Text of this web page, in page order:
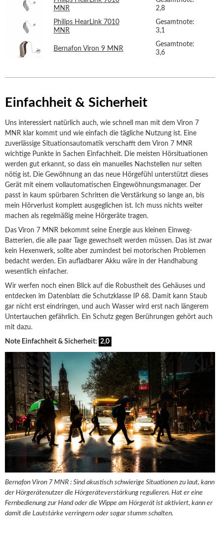
MNR
2,8
Philips HearLink 7010
MNR
Gesamtnote:
3,1
Bernafon Viron 9 MNR
Gesamtnote:
3,6
Einfachheit & Sicherheit
Uns interessiert natürlich auch, wie schnell man mit dem Viron 7
MNR klar kommt und wie einfach die tägliche Nutzung ist. Eine
zuverlässige Situationsautomatik verschafft dem Viron 7 MNR
wichtige Punkte in Sachen Einfachheit. Die meisten Hörsituationen
werden gut erkannt, so dass ein manuelles Nachstellen nur selten
nötig ist. Die Gewöhnung an das neue Hörgefühl unterstützt dieses
Gerät mit einem vollautomatischen Eingewöhnungsmanager. Der
passt in kaum spürbaren Schritten die Verstärkung so lange an, bis
mein Hörverlust komplett ausgeglichen ist. Ich muss nichts weiter
machen als regelmäßig meine Hörgeräte tragen.
Das Viron 7 MNR bekommt seine Energie aus kleinen Einweg-
Batterien, die alle paar Tage gewechselt werden müssen. Das ist zwar
kein Hexenwerk, sollte aber zumindest bei motorischen Problemen
bedacht werden. Ein aufladbarer Akku wäre in der Handhabung
wesentlich einfacher.
Wir werfen noch einen Blick auf die Robustheit des Gehäuses und
entdecken im Datenblatt die Schutzklasse IP 68. Damit kann Staub
gar nicht erst eindringen, und auch Wasser wird erst nach längerem
Untertauchen gefährlich. Ein Schutz gegen Berührungen gehört auch
mit dazu.
Note Einfachheit & Sicherheit: 2,0
Bernafon Viron 7 MNR : Sind akustisch schwierige Situationen zu laut, kann
der Hörgerätenutzer die Hörgeräteverstärkung regulieren. Hat er eine
Fernbedienung zur Hand oder die Wippe am Hörgerät ist aktiviert, kann er
damit die Lautstärke verringern oder sogar stumm schalten.